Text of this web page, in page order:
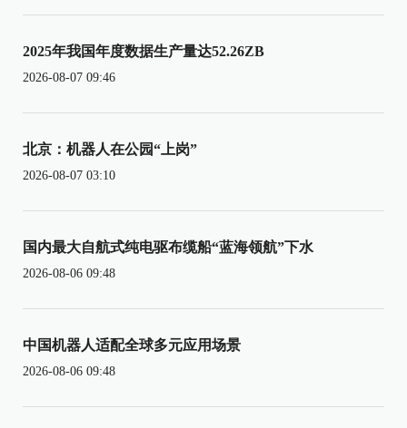
2025年我国年度数据生产量达52.26ZB
2026-08-07 09:46
北京：机器人在公园“上岗”
2026-08-07 03:10
国内最大自航式纯电驱布缆船“蓝海领航”下水
2026-08-06 09:48
中国机器人适配全球多元应用场景
2026-08-06 09:48